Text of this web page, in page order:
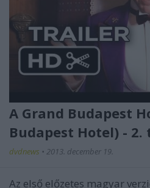
A Grand Budapest
Budapest Hotel) -
dvdnews • 2013. december 19.
Az első előzetes magyar